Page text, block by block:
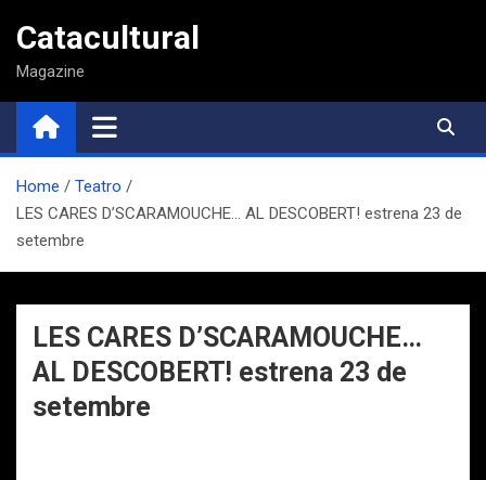
contenido
Catacultural
Magazine
Home
Teatro
LES CARES D’SCARAMOUCHE… AL DESCOBERT! estrena 23 de
setembre
LES CARES D’SCARAMOUCHE…
AL DESCOBERT! estrena 23 de
setembre